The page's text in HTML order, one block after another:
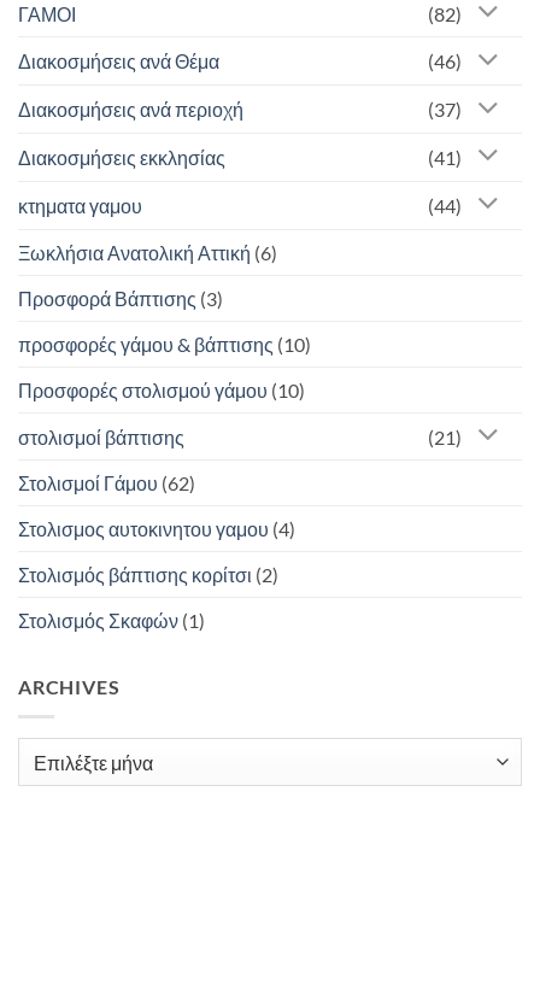
ΓΑΜΟΙ (82)
Διακοσμήσεις ανά Θέμα (46)
Διακοσμήσεις ανά περιοχή (37)
Διακοσμήσεις εκκλησίας (41)
κτηματα γαμου (44)
Ξωκλήσια Ανατολική Αττική (6)
Προσφορά Βάπτισης (3)
προσφορές γάμου & βάπτισης (10)
Προσφορές στολισμού γάμου (10)
στολισμοί βάπτισης (21)
Στολισμοί Γάμου (62)
Στολισμος αυτοκινητου γαμου (4)
Στολισμός βάπτισης κορίτσι (2)
Στολισμός Σκαφών (1)
ARCHIVES
Archives